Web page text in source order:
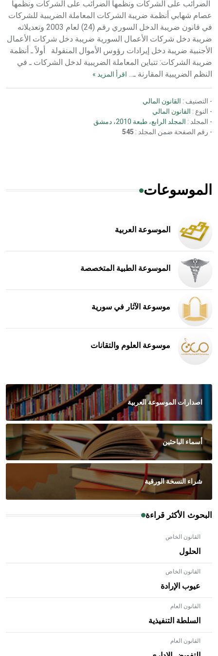
الضرائب على الشركات ونظمها الضرائب على الشركات ونظمها
عصام شهابي أنظمة ضريبة الشركات المعاملة الضريبية للشركات
في قانون ضريبة الدخل السوري رقم (24) لعام 2003 وتعديلاته
ضريبة دخل شركات الأعمال السورية ضريبة دخل شركات الأعمال
الأجنبية ضريبة دخل إيرادات رؤوس الأموال المنقولة أولاً ـ أنظمة
ضريبة الشركات: تتباين المعاملة الضريبية لدخل الشركات ـ في
النظم الضريبية المقارنة ـ... اقرأ المزيد »
- التصنيف : القانون المالي
- النوع : القانون المالي
- المجلد : المجلد الرابع، طبعة 2010، دمشق
- رقم الصفحة ضمن المجلد : 545
الموسوعات
الموسوعة العربية
الموسوعة الطبية المتخصصة
موسوعة الآثار في سورية
موسوعة العلوم والتقانات
اصدارات الموسوعة العربية
أسماء الباحثين
شراء النسخة الورقية
البحوث الأكثر قراءة
القانون الخاص
الحلول
القانون الخاص
عيوب الإرادة
القانون العام
السلطة التنفيذية
القانون العام
- هل تعلم أن الأبلق نوع من الفنون الهندسية التي ارتبطت
بالعمارة الإسلامية في بلاد الشام ومصر خاصة، حيث يحرص